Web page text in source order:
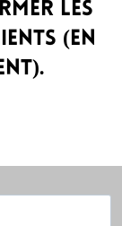
les
(en